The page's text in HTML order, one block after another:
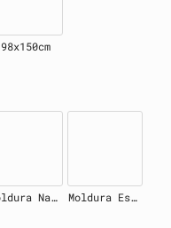
98x150cm
Moldura Natural Moldura Escura